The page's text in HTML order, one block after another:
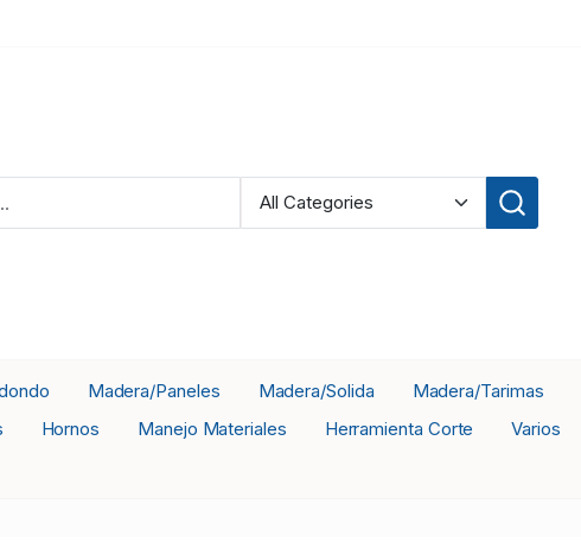
Madera/Paneles Madera/Solida Madera/Tarimas
Hornos Manejo Materiales Herramienta Corte Varios